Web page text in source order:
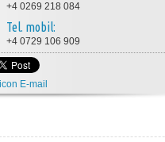
+4 0269 218 084
Tel. mobil:
+4 0729 106 909
E-mail